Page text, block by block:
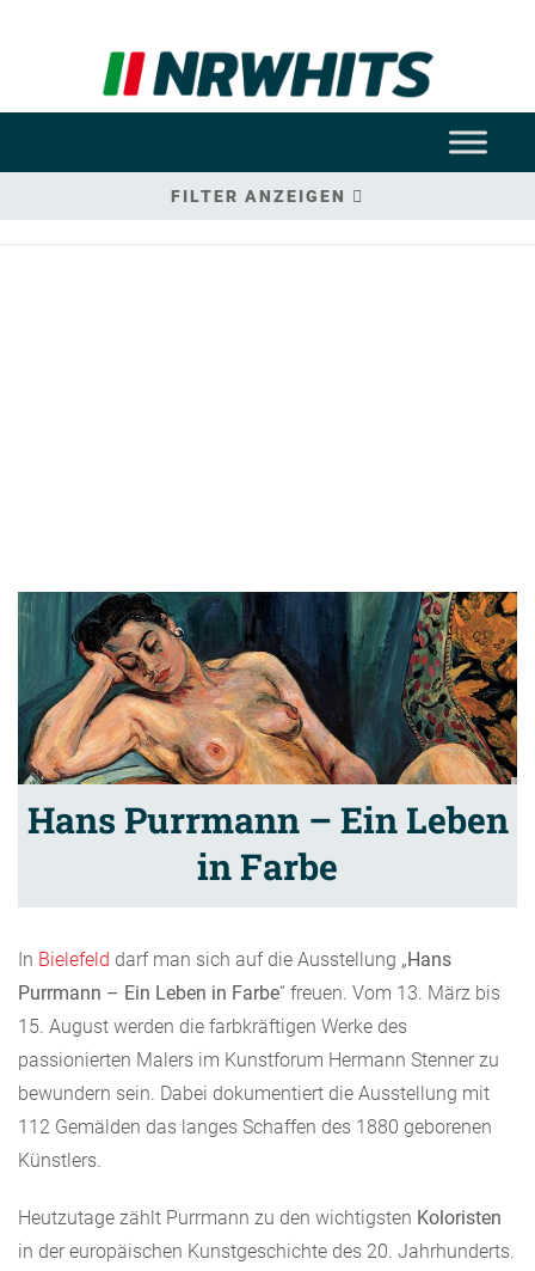
FILTER ANZEIGEN
Hans Purrmann – Ein Leben
in Farbe
In Bielefeld darf man sich auf die Ausstellung „Hans
Purrmann – Ein Leben in Farbe“ freuen. Vom 13. März bis
15. August werden die farbkräftigen Werke des
passionierten Malers im Kunstforum Hermann Stenner zu
bewundern sein. Dabei dokumentiert die Ausstellung mit
112 Gemälden das langes Schaffen des 1880 geborenen
Künstlers.
Heutzutage zählt Purrmann zu den wichtigsten Koloristen
in der europäischen Kunstgeschichte des 20. Jahrhunderts.